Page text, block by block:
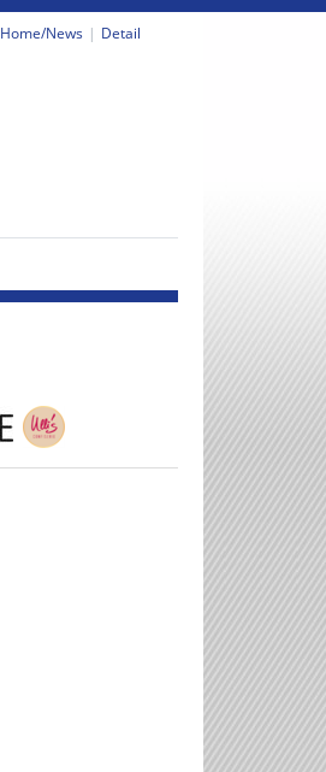
Home/News Detail